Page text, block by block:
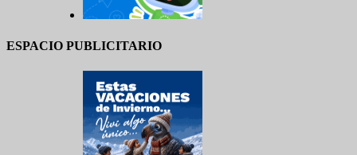
ESPACIO PUBLICITARIO